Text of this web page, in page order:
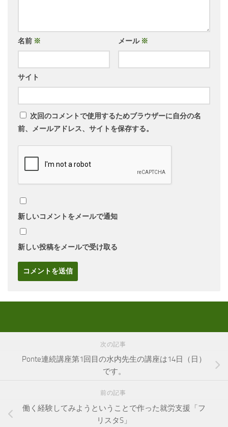
名前 ※ メール ※
サイト
次回のコメントで使用するためブラウザーに自分の名
前、メールアドレス、サイトを保存する。
新しいコメントをメールで通知
新しい投稿をメールで受け取る
次の記事
Ponte連続講座第1回目の水内先生の講座は14日（日）
です。
前の記事
働く経験してみようということで作った就労支援「フ
リスタS」